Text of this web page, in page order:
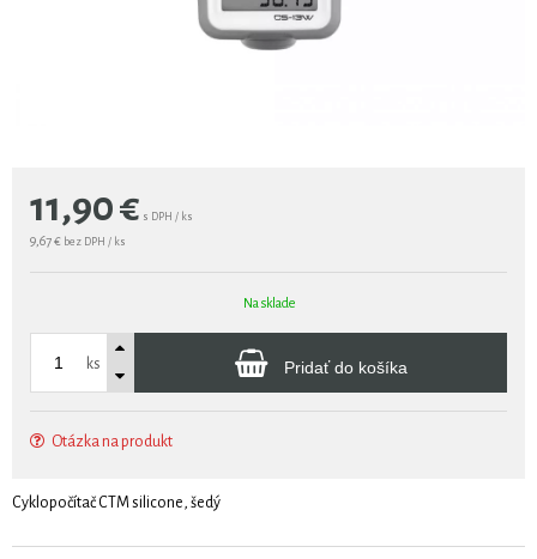
11,90€ s DPH / ks
9,67 € bez DPH / ks
Na sklade
ks Pridať do košíka
Otázka na produkt
Cyklopočítač CTM silicone, šedý